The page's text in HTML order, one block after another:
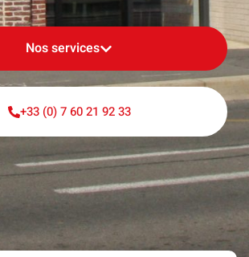
Nos services
+33 (0) 7 60 21 92 33